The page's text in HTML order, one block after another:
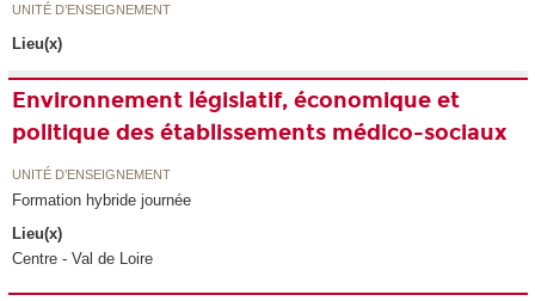
UNITÉ D’ENSEIGNEMENT
Lieu(x)
Environnement législatif, économique et
politique des établissements médico-sociaux
UNITÉ D’ENSEIGNEMENT
Formation hybride journée
Lieu(x)
Centre - Val de Loire